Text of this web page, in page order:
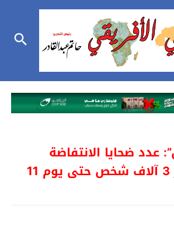
ضحايا الانتفاضة
الإيرانية تجاوز 3 آلاف شخص حتى يوم 11